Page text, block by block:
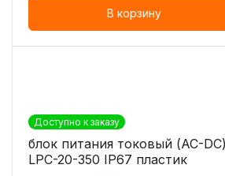
В корзину
Доступно к заказу
блок питания токовый (AC-
LPC-20-350 IP67 пластик